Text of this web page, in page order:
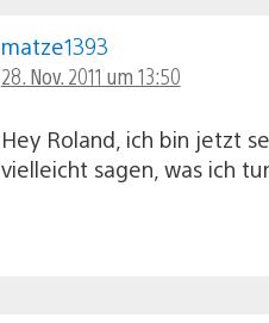
matze1393
28. Nov. 2011 um 13:50
Hey Roland, ich bin jetzt
vielleicht sagen, was ich